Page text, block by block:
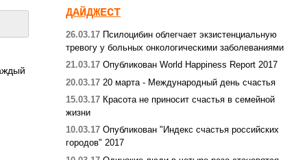
ДАЙДЖЕСТ
26.03.17 Псилоцибин облегчает экзистенциальную
тревогу у больных онкологическими заболеваниями
21.03.17 Опубликован World Happiness Report 2017
20.03.17 20 марта - Международный день счастья
15.03.17 Красота не приносит счастья в семейной
жизни
10.03.17 Опубликован "Индекс счастья российских
городов" 2017